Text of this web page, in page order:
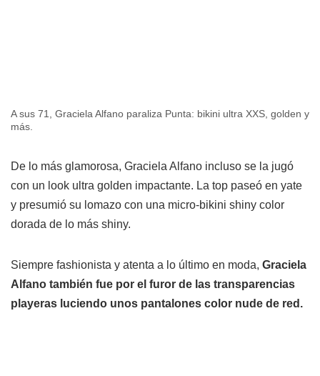
A sus 71, Graciela Alfano paraliza Punta: bikini ultra XXS, golden y
más.
De lo más glamorosa, Graciela Alfano incluso se la jugó
con un look ultra golden impactante. La top paseó en yate
y presumió su lomazo con una micro-bikini shiny color
dorada de lo más shiny.
Siempre fashionista y atenta a lo último en moda, Graciela
Alfano también fue por el furor de las transparencias
playeras luciendo unos pantalones color nude de red.